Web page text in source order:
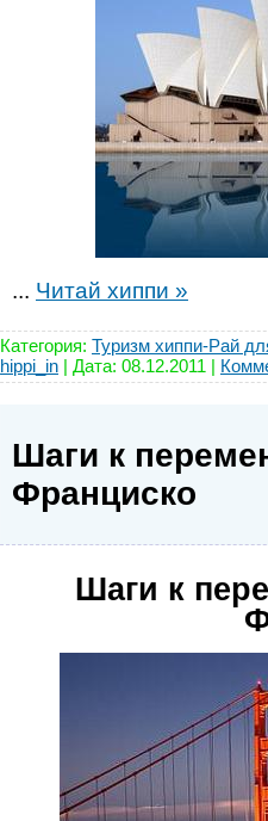
... Читай хиппи »
Категория: Туризм хиппи-Рай
hippi_in | Дата: 08.12.2011 |
Шаги к
Франциско
Шаги к